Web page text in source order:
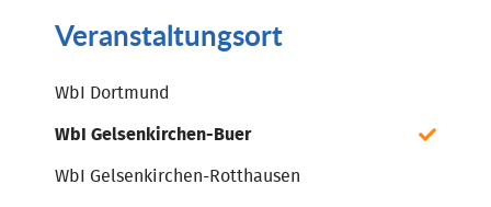
Veranstaltungsort
WbI Dortmund
WbI Gelsenkirchen-Buer
WbI Gelsenkirchen-Rotthausen